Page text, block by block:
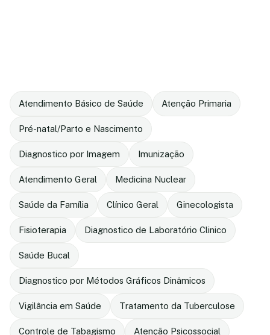
Atendimento Básico de Saúde Atenção Primaria
Pré-natal/Parto e Nascimento
Diagnostico por Imagem Imunização
Atendimento Geral Medicina Nuclear
Saúde da Família Clínico Geral Ginecologista
Fisioterapia Diagnostico de Laboratório Clinico
Saúde Bucal
Diagnostico por Métodos Gráficos Dinâmicos
Vigilância em Saúde Tratamento da Tuberculose
Controle de Tabagismo Atenção Psicossocial